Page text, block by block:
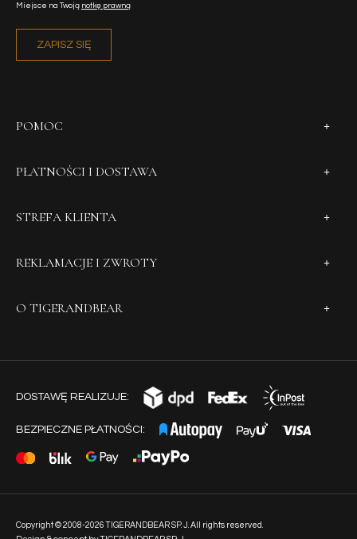
ZAPISZ SIĘ
Miejsce na Twoją notkę prawną
POMOC
PŁATNOŚCI I DOSTAWA
STREFA KLIENTA
REKLAMACJE I ZWROTY
O TIGERANDBEAR
DOSTAWĘ REALIZUJE:
BEZPIECZNE PŁATNOŚCI:
Copyright © 2008-2026 TIGERANDBEAR SP. J. All rights reserved.